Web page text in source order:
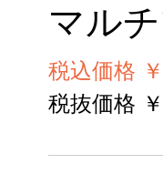
マル
税込価格
税抜価格